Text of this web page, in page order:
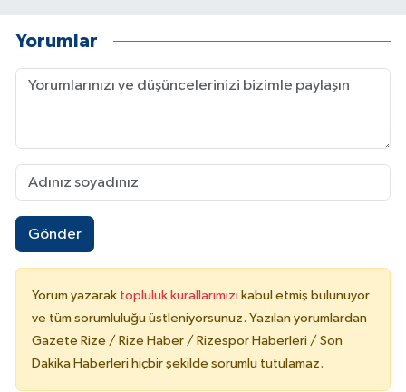
Yorumlar
Gönder
Yorum yazarak topluluk kurallarımızı kabul etmiş bulunuyor
ve tüm sorumluluğu üstleniyorsunuz. Yazılan yorumlardan
Gazete Rize / Rize Haber / Rizespor Haberleri / Son
Dakika Haberleri hiçbir şekilde sorumlu tutulamaz.